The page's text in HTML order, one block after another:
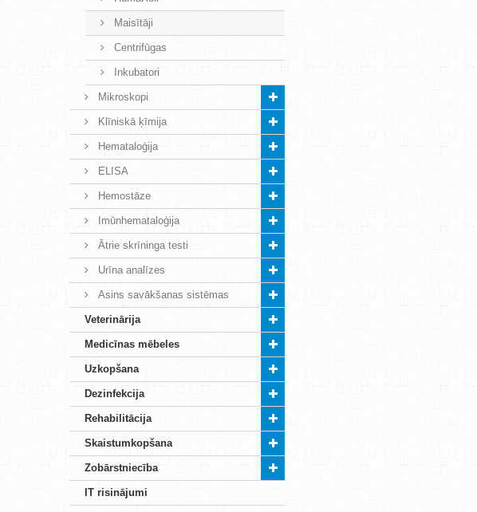
Maisītāji
Centrifūgas
Inkubatori
Mikroskopi
Klīniskā ķīmija
Hemataloģija
ELISA
Hemostāze
Imūnhemataloģija
Ātrie skrīninga testi
Urīna analīzes
Asins savākšanas sistēmas
Veterinārija
Medicīnas mēbeles
Uzkopšana
Dezinfekcija
Rehabilitācija
Skaistumkopšana
Zobārstniecība
IT risinājumi